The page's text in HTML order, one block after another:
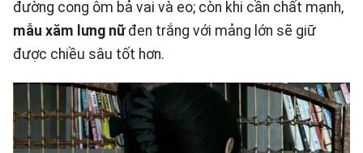
đường cong ôm bả vai và eo; còn khi cần chất mạnh,
mẫu xăm lưng nữđen trắng với mảng lớn sẽ giữ
được chiều sâu tốt hơn.